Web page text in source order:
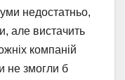
недостатньо,
але вистачить
компаній
не змогли б